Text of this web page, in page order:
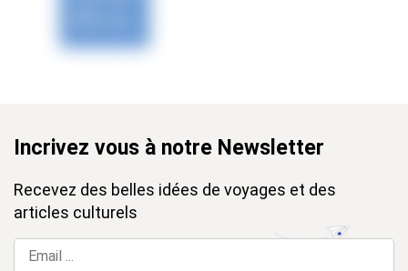
Incrivez vous à notre Newsletter
Recevez des belles idées de voyages et des
articles culturels